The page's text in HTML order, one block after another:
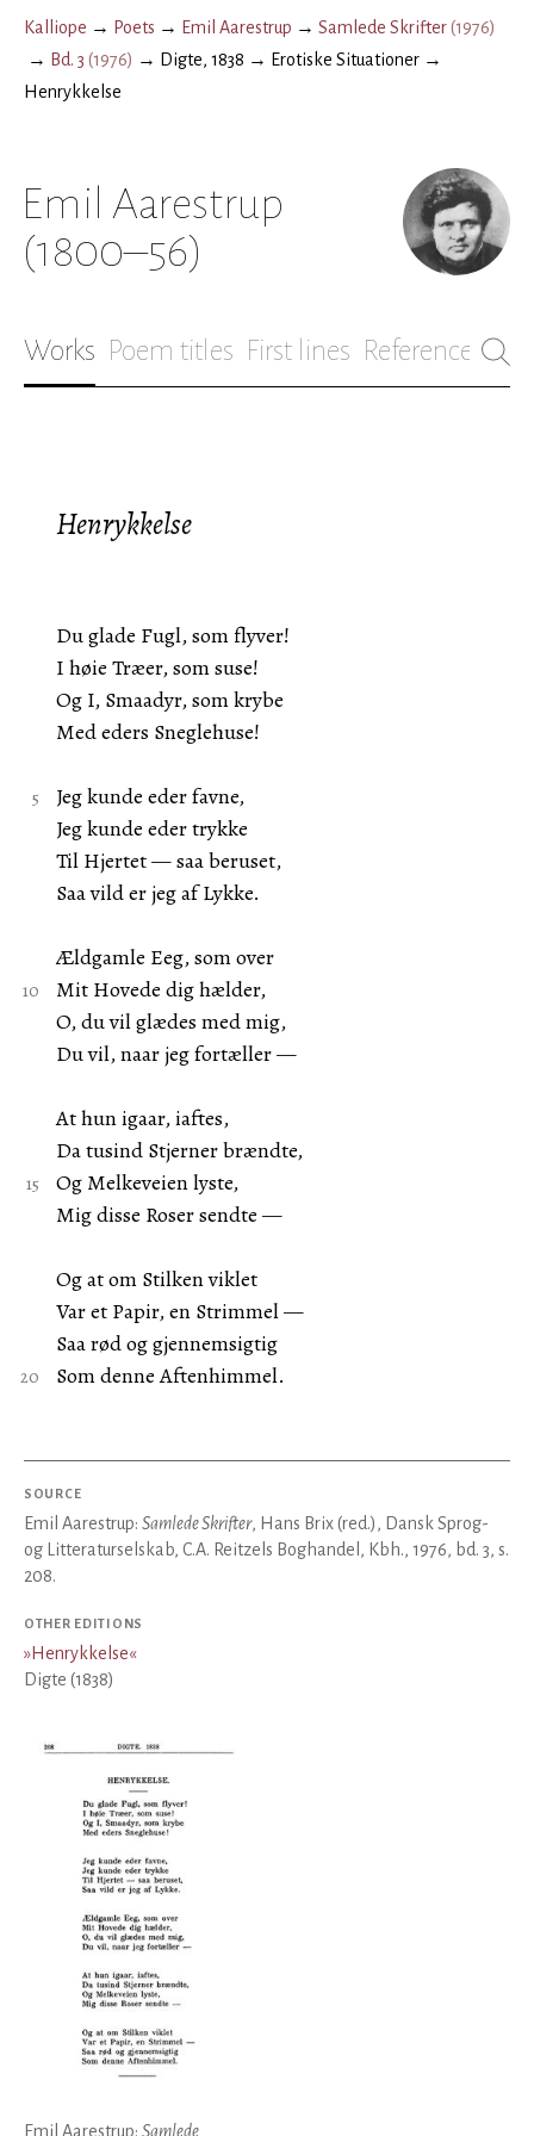
Kalliope → Poets → Emil Aarestrup → Samlede Skrifter(1976)
→ Bd. 3 (1976) → Digte, 1838 → Erotiske Situationer →
Henrykkelse
Emil Aarestrup
(1800–56)
Works Poem titles First lines References
Henrykkelse
Du glade Fugl, som flyver!
I høie Træer, som suse!
Og I, Smaadyr, som krybe
Med eders Sneglehuse!
Jeg kunde eder favne,
Jeg kunde eder trykke
Til Hjertet — saa beruset,
Saa vild er jeg af Lykke.
Ældgamle Eeg, som over
Mit Hovede dig hælder,
O, du vil glædes med mig,
Du vil, naar jeg fortæller —
At hun igaar, iaftes,
Da tusind Stjerner brændte,
Og Melkeveien lyste,
Mig disse Roser sendte —
Og at om Stilken viklet
Var et Papir, en Strimmel —
Saa rød og gjennemsigtig
Som denne Aftenhimmel.
SOURCE
Emil Aarestrup: Samlede Skrifter, Hans Brix (red.), Dansk Sprog-
og Litteraturselskab, C.A. Reitzels Boghandel, Kbh., 1976, bd. 3, s.
208.
OTHER EDITIONS
»Henrykkelse«
Digte (1838)
Emil Aarestrup: Samlede